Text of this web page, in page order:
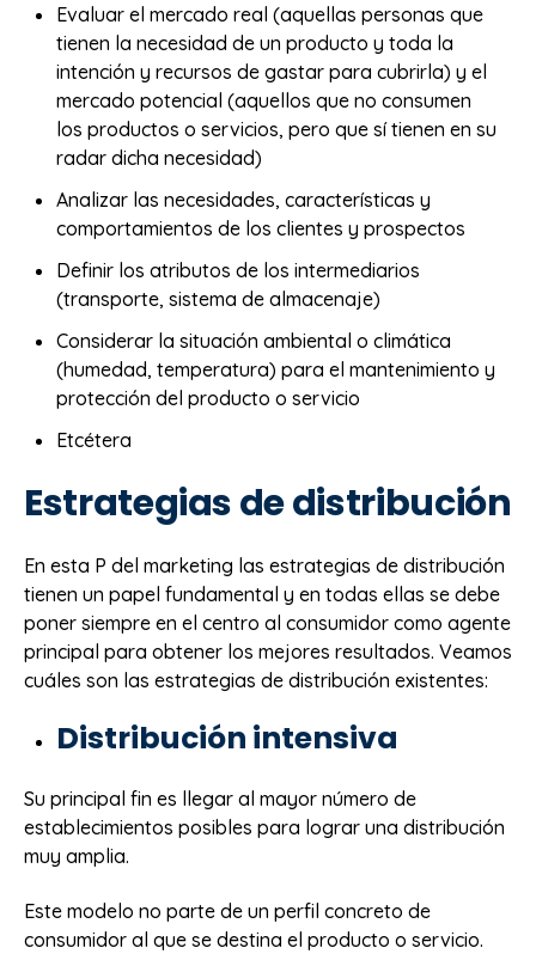
Evaluar el mercado real (aquellas personas que
tienen la necesidad de un producto y toda la
intención y recursos de gastar para cubrirla) y el
mercado potencial (aquellos que no consumen
los productos o servicios, pero que sí tienen en su
radar dicha necesidad)
Analizar las necesidades, características y
comportamientos de los clientes y prospectos
Definir los atributos de los intermediarios
(transporte, sistema de almacenaje)
Considerar la situación ambiental o climática
(humedad, temperatura) para el mantenimiento y
protección del producto o servicio
Etcétera
Estrategias de distribución
En esta P del marketing las estrategias de distribución
tienen un papel fundamental y en todas ellas se debe
poner siempre en el centro al consumidor como agente
principal para obtener los mejores resultados. Veamos
cuáles son las estrategias de distribución existentes:
Distribución intensiva
Su principal fin es llegar al mayor número de
establecimientos posibles para lograr una distribución
muy amplia.
Este modelo no parte de un perfil concreto de
consumidor al que se destina el producto o servicio.